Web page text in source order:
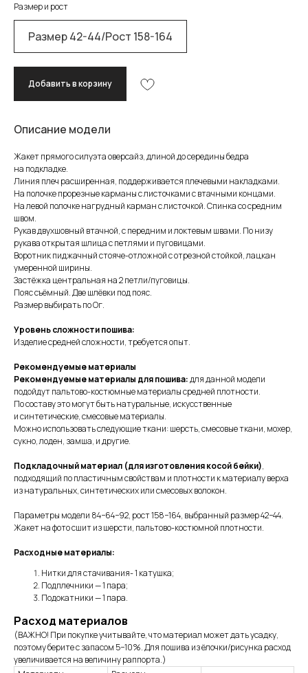
Размер и рост
Добавить в корзину
Описание модели
Жакет прямого силуэта оверсайз, длиной до середины бедра
на подкладке.
Линия плеч расширенная, поддерживается плечевыми накладками.
На полочке прорезные карманы с листочками с втачными концами.
На левой полочке нагрудный карман с листочкой. Спинка со средним
швом.
Рукав двухшовный втачной, с передним и локтевым швами. По низу
рукава открытая шлица с петлями и пуговицами.
Воротник пиджачный стояче-отложной с отрезной стойкой, лацкан
умеренной ширины.
Застёжка центральная на 2 петли/пуговицы.
Пояс съёмный. Две шлёвки под пояс.
Размер выбирать по Ог.
Уровень сложности пошива:
Изделие средней сложности, требуется опыт.
Рекомендуемые материалы
Рекомендуемые материалы для пошива:для данной модели
подойдут пальтово-костюмные материалы средней плотности.
По составу это могут быть натуральные, искусственные
и синтетические, смесовые материалы.
Можно использовать следующие ткани: шерсть, смесовые ткани, мохер,
сукно, лоден, замша, и другие.
Подкладочный материал (для изготовления косой бейки),
подходящий по пластичным свойствам и плотности к материалу верха
из натуральных, синтетических или смесовых волокон.
Параметры модели 84−64−92, рост 158−164, выбранный размер 42−44.
Жакет на фото сшит из шерсти, пальтово-костюмной плотности.
Расходные материалы:
Нитки для стачивания- 1 катушка;
Подплечники — 1 пара;
Подокатники — 1 пара.
Расход материалов
(ВАЖНО! При покупке учитывайте, что материал может дать усадку,
поэтому берите с запасом 5−10%. Для пошива из ёлочки/рисунка расход
увеличивается на величину раппорта.)